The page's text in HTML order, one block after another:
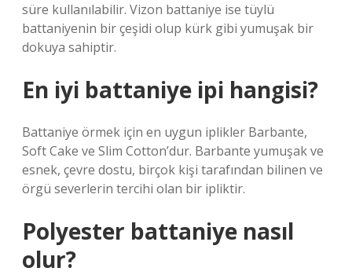
süre kullanılabilir. Vizon battaniye ise tüylü
battaniyenin bir çeşidi olup kürk gibi yumuşak bir
dokuya sahiptir.
En iyi battaniye ipi hangisi?
Battaniye örmek için en uygun iplikler Barbante,
Soft Cake ve Slim Cotton’dur. Barbante yumuşak ve
esnek, çevre dostu, birçok kişi tarafından bilinen ve
örgü severlerin tercihi olan bir ipliktir.
Polyester battaniye nasıl
olur?